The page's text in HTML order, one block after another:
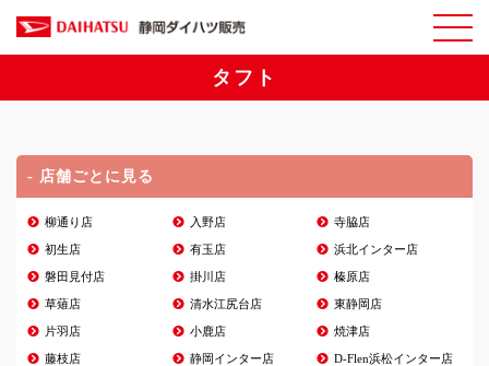
タフト
- 店舗ごとに見る
柳通り店 入野店 寺脇店
初生店 有玉店 浜北インター店
磐田見付店 掛川店 榛原店
草薙店 清水江尻台店 東静岡店
片羽店 小鹿店 焼津店
藤枝店 静岡インター店 D-Flen浜松インター店